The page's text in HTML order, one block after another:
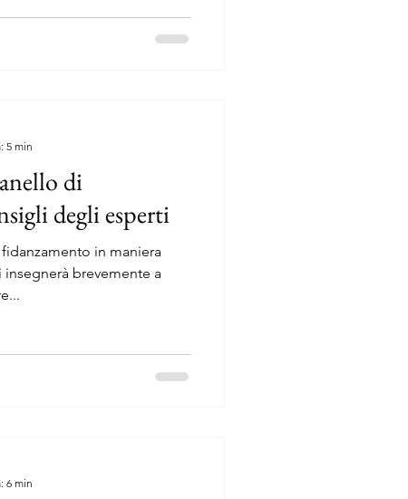
di
degli esperti
in maniera
brevemente a
5 min
6 min